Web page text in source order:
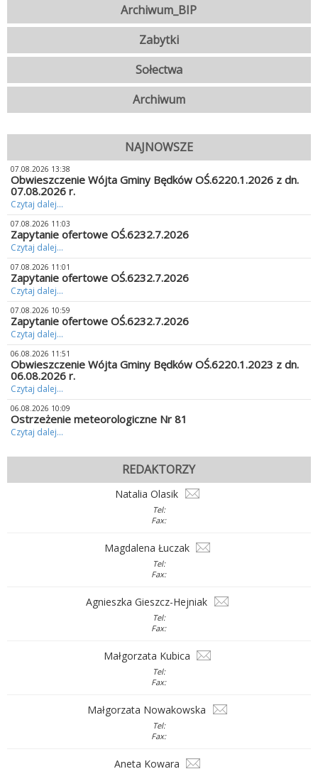
Archiwum_BIP
Zabytki
Sołectwa
Archiwum
NAJNOWSZE
07.08.2026 13:38
Obwieszczenie Wójta Gminy Będków OŚ.6220.1.2026 z dn.
07.08.2026 r.
Czytaj dalej...
07.08.2026 11:03
Zapytanie ofertowe OŚ.6232.7.2026
Czytaj dalej...
07.08.2026 11:01
Zapytanie ofertowe OŚ.6232.7.2026
Czytaj dalej...
07.08.2026 10:59
Zapytanie ofertowe OŚ.6232.7.2026
Czytaj dalej...
06.08.2026 11:51
Obwieszczenie Wójta Gminy Będków OŚ.6220.1.2023 z dn.
06.08.2026 r.
Czytaj dalej...
06.08.2026 10:09
Ostrzeżenie meteorologiczne Nr 81
Czytaj dalej...
REDAKTORZY
Natalia Olasik
Tel:
Fax:
Magdalena Łuczak
Tel:
Fax:
Agnieszka Gieszcz-Hejniak
Tel:
Fax:
Małgorzata Kubica
Tel:
Fax:
Małgorzata Nowakowska
Tel:
Fax:
Aneta Kowara